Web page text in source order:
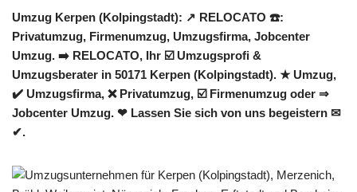
Umzug Kerpen (Kolpingstadt): ↗️ RELOCATO ☎️:
Privatumzug, Firmenumzug, Umzugsfirma, Jobcenter
Umzug. ➡️ RELOCATO, Ihr ☑️ Umzugsprofi &
Umzugsberater in 50171 Kerpen (Kolpingstadt). ★ Umzug,
✔️ Umzugsfirma, ❌ Privatumzug, ☑️ Firmenumzug oder ⇒
Jobcenter Umzug. ❤ Lassen Sie sich von uns begeistern ✉
✔.